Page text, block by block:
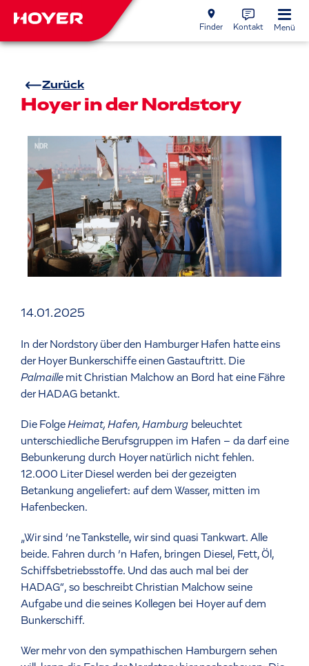
Finder Kontakt Menü
Zurück
Hoyer in der Nordstory
14.01.2025
In der Nordstory über den Hamburger Hafen hatte eins
der Hoyer Bunkerschiffe einen Gastauftritt. Die
Palmaille mit Christian Malchow an Bord hat eine Fähre
der HADAG betankt.
Die FolgeHeimat, Hafen, Hamburg beleuchtet
unterschiedliche Berufsgruppen im Hafen – da darf eine
Bebunkerung durch Hoyer natürlich nicht fehlen.
12.000 Liter Diesel werden bei der gezeigten
Betankung angeliefert: auf dem Wasser, mitten im
Hafenbecken.
„Wir sind ’ne Tankstelle, wir sind quasi Tankwart. Alle
beide. Fahren durch ’n Hafen, bringen Diesel, Fett, Öl,
Schiffsbetriebsstoffe. Und das auch mal bei der
HADAG“, so beschreibt Christian Malchow seine
Aufgabe und die seines Kollegen bei Hoyer auf dem
Bunkerschiff.
Wer mehr von den sympathischen Hamburgern sehen